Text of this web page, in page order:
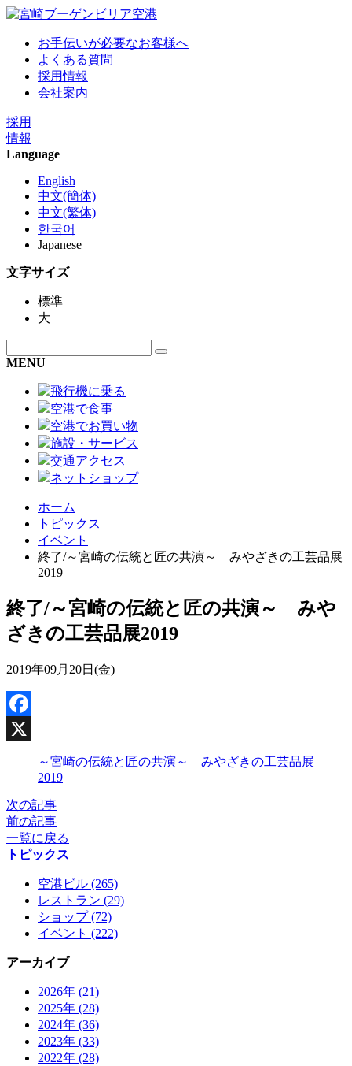
お手伝いが必要なお客様へ
よくある質問
採用情報
会社案内
採用
情報
Language
English
中文(簡体)
中文(繁体)
한국어
Japanese
文字サイズ
標準
大
MENU
飛行機に乗る
空港で食事
空港でお買い物
施設・サービス
交通アクセス
ネットショップ
ホーム
トピックス
イベント
終了/～宮崎の伝統と匠の共演～ みやざきの工芸品展
2019
終了/～宮崎の伝統と匠の共演～ みや
ざきの工芸品展2019
2019年09月20日(金)
Facebook
～宮崎の伝統と匠の共演～ みやざきの工芸品展
2019
次の記事
前の記事
一覧に戻る
トピックス
空港ビル (265)
レストラン (29)
ショップ (72)
イベント (222)
アーカイブ
2026年 (21)
2025年 (28)
2024年 (36)
2023年 (33)
2022年 (28)